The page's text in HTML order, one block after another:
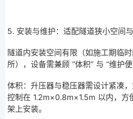
5. 安装与维护：适配隧道狭小空间
隧道内安装空间有限（如施工期临
所），设备需兼顾 “体积” 与 “维护便
体积：升压器与稳压器需设计紧凑
控制在 1.2m×0.8m×1.5m 以内，方
架上安装。